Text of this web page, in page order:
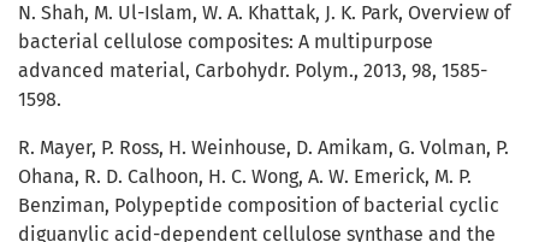
N. Shah, M. Ul-Islam, W. A. Khattak, J. K. Park, Overview of
bacterial cellulose composites: A multipurpose
advanced material, Carbohydr. Polym., 2013, 98, 1585-
1598.
R. Mayer, P. Ross, H. Weinhouse, D. Amikam, G. Volman, P.
Ohana, R. D. Calhoon, H. C. Wong, A. W. Emerick, M. P.
Benziman, Polypeptide composition of bacterial cyclic
diguanylic acid-dependent cellulose synthase and the